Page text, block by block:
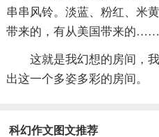
串串风铃。淡蓝、粉红、米
带来的，有从美国带来的……
这就是我幻想的房间，
出这一个多姿多彩的房间。
科幻作文图文推荐